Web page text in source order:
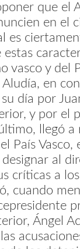
que el
en el
es
vasco y del
Aludía, en
día por
y por el
llegó
País Vasco,
al
críticas a
cuando
Ángel